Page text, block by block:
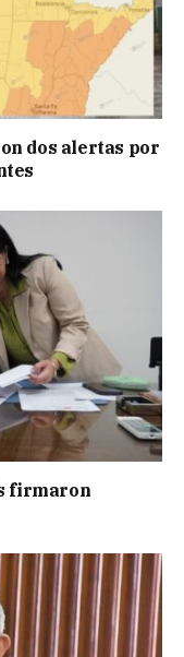
dos alertas por
firmaron